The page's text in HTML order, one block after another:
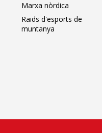
Marxa nòrdica
Raids d'esports de
muntanya